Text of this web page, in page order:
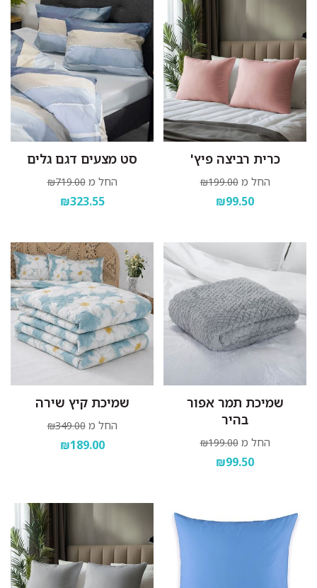
כרית רביצה פיץ'
החל מ ₪199.00
₪99.50
סט מצעים דגם גלים
החל מ ₪719.00
₪323.55
שמיכת תמר אפור
בהיר
החל מ ₪199.00
₪99.50
שמיכת קיץ שירה
החל מ ₪349.00
₪189.00